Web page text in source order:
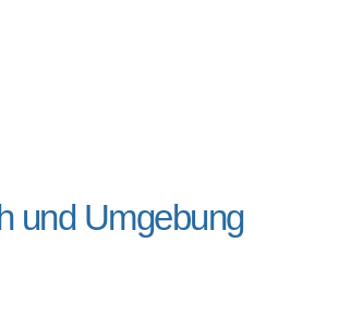
und Umgebung